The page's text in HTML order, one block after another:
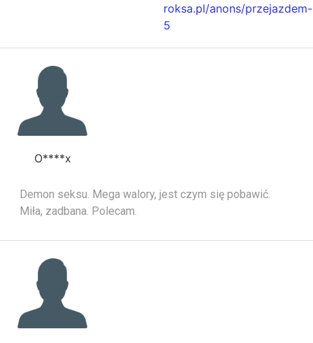
roksa.pl/anons/przejazdem-
5
O****x
Demon seksu. Mega walory, jest czym się pobawić.
Miła, zadbana. Polecam.